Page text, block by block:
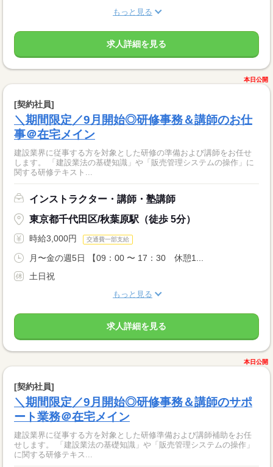
もっと見る
求人詳細を見る
本日公開
[契約社員]
＼期間限定／9月開始◎研修事務＆講師のお仕
事＠在宅メイン
建設業界に従事する方を対象とした研修の準備および講師をお任せ
します。 「建設業法の基礎知識」や「販売管理システムの操作」に
関する研修テキスト...
インストラクター・講師・塾講師
東京都千代田区/秋葉原駅（徒歩 5分）
時給3,000円 交通費一部支給
月〜金の週5日 【09：00 〜 17：30 休憩1...
土日祝
もっと見る
求人詳細を見る
本日公開
[契約社員]
＼期間限定／9月開始◎研修事務＆講師のサポ
ート業務＠在宅メイン
建設業界に従事する方を対象とした研修準備および講師補助をお任
せします。 「建設業法の基礎知識」や「販売管理システムの操作」
に関する研修テキス...